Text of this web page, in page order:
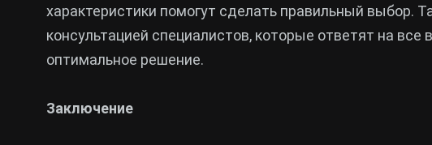
характеристики помогут сделать правильный выбор.
консультацией специалистов, которые ответят на
оптимальное решение.
Заключение